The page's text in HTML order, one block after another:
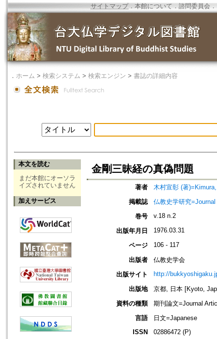
サイトマップ．本館について ． 諮問委員会 ．
． ホーム > 検索システム > 検索エンジン > 書誌の詳細内容
本文を読む
まだ本館にオーソラ
イズされていません
加えサービス
金剛三昧経の真偽問題
著者
木村宣彰 (著
掲載誌
仏教史学研究
巻号
v.18 n.2
出版年月日 1976.03.31
ページ 106 - 117
出版者
仏教史学会
出版サイト
http://
出版地
京都, 日本 [Kyoto,
資料の種類
期刊論文=Journal
言語
日文=Japanese
ISSN
02886472 (P)